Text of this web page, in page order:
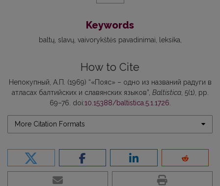
Keywords
baltų slavų vaivorykštės pavadinimai leksika
How to Cite
Непокупный, А.П. (1969) “«Пояс» – одно из названий радуги в
атласах балтийских и славянских языков”, Baltistica, 5(1), pp.
69–76. doi:10.15388/baltistica.5.1.1726
More Citation Formats